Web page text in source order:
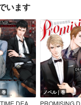
います
巻 ノベル｜巻